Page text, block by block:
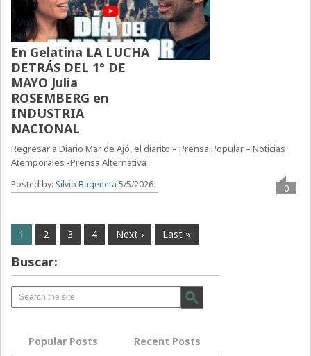
En Gelatina LA LUCHA
DETRÁS DEL 1° DE
MAYO Julia
ROSEMBERG en
INDUSTRIA
NACIONAL
Regresar a Diario Mar de Ajó, el diarito – Prensa Popular – Noticias
Atemporales -Prensa Alternativa
Posted by: Silvio Bageneta 5/5/2026 0
1 2 3 4 Next › Last »
Buscar:
Popular Posts Recent Posts